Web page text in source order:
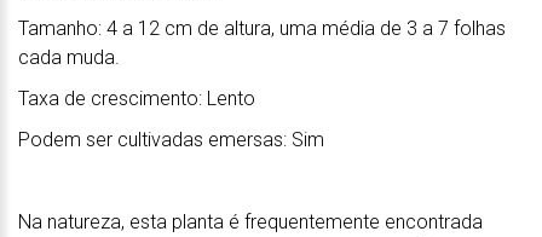
Tamanho: 4 a 12 cm de altura, uma média de 3 a 7 folhas
cada muda.
Taxa de crescimento: Lento
Podem ser cultivadas emersas: Sim
Na natureza, esta planta é frequentemente encontrada